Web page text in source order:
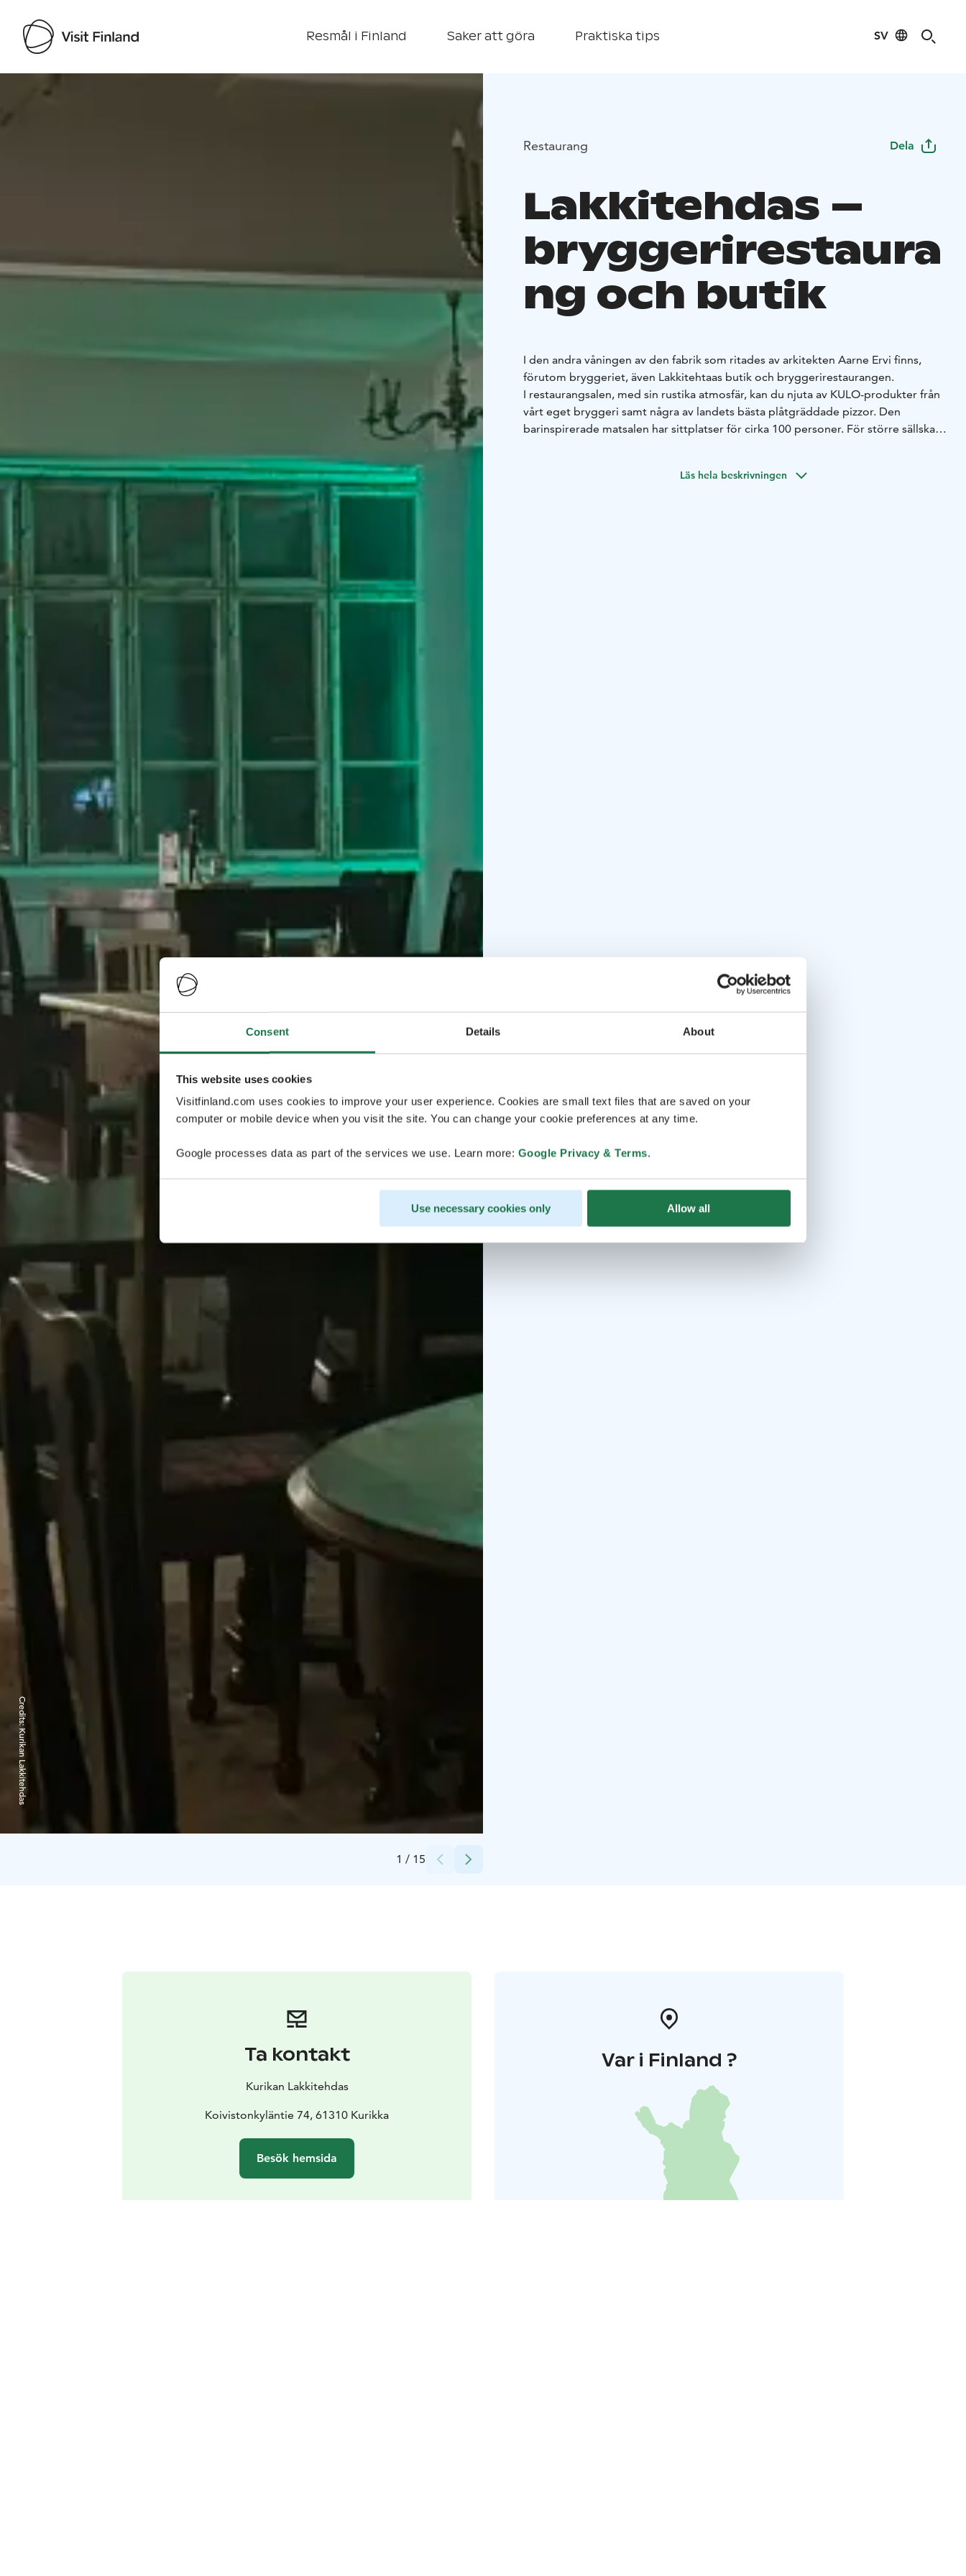
Consent Details About
This website uses cookies
Visitfinland.com uses cookies to improve your user experience. Cookies are small text files that are saved on your
computer or mobile device when you visit the site. You can change your cookie preferences at any time.
Google processes data as part of the services we use. Learn more: Google Privacy & Terms.
Use necessary cookies only Allow all
Resmål i Finland Saker att göra Praktiska tips SV
Visit Finland
1 / 15
Credits:
Kurikan Lakkitehdas
Restaurang Dela
Lakkitehdas –
bryggerirestaura
ng och butik
I den andra våningen av den fabrik som ritades av arkitekten Aarne Ervi finns,
förutom bryggeriet, även Lakkitehtaas butik och bryggerirestaurangen.
I restaurangsalen, med sin rustika atmosfär, kan du njuta av KULO-produkter från
vårt eget bryggeri samt några av landets bästa plåtgräddade pizzor. Den
barinspirerade matsalen har sittplatser för cirka 100 personer. För större sällskap
fredagar och lördagar kl. 15–22 (undantag kan förekomma under t.ex. jul och
Läs hela beskrivningen
Ta kontakt
Kurikan Lakkitehdas
Koivistonkyläntie 74, 61310 Kurikka
Besök hemsida
Var i Finland ?